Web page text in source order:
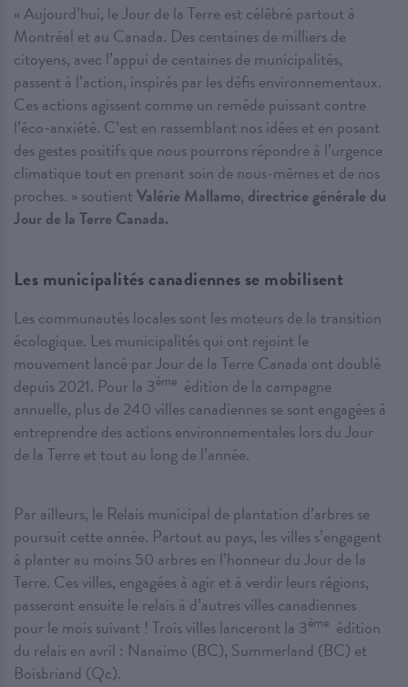
« Aujourd’hui, le Jour de la Terre est célébré partout à
Montréal et au Canada. Des centaines de milliers de
citoyens, avec l’appui de centaines de municipalités,
passent à l’action, inspirés par les défis environnementaux.
Ces actions agissent comme un remède puissant contre
l’éco-anxiété. C’est en rassemblant nos idées et en posant
des gestes positifs que nous pourrons répondre à l’urgence
climatique tout en prenant soin de nous-mêmes et de nos
proches. » soutientValérie Mallamo, directrice générale du
Jour de la Terre Canada.
Les municipalités canadiennes se mobilisent
Les communautés locales sont les moteurs de la transition
écologique. Les municipalités qui ont rejoint le
mouvement lancé par Jour de la Terre Canada ont doublé
depuis 2021. Pour la 3ème édition de la campagne
annuelle, plus de 240 villes canadiennes se sont engagées à
entreprendre des actions environnementales lors du Jour
de la Terre et tout au long de l’année.
Par ailleurs, le Relais municipal de plantation d’arbres se
poursuit cette année. Partout au pays, les villes s’engagent
à planter au moins 50 arbres en l’honneur du Jour de la
Terre. Ces villes, engagées à agir et à verdir leurs régions,
passeront ensuite le relais à d’autres villes canadiennes
pour le mois suivant ! Trois villes lanceront la 3ème édition
du relais en avril : Nanaimo (BC), Summerland (BC) et
Boisbriand (Qc).